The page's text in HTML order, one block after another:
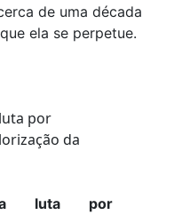
de uma década
ela se perpetue.
na luta por